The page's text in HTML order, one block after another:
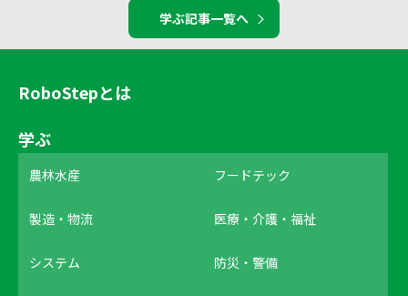
学ぶ記事一覧へ
RoboStepとは
学ぶ
農林水産 フードテック
製造・物流 医療・介護・福祉
システム 防災・警備